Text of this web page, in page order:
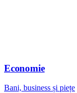
Economie
Bani, business și piețe